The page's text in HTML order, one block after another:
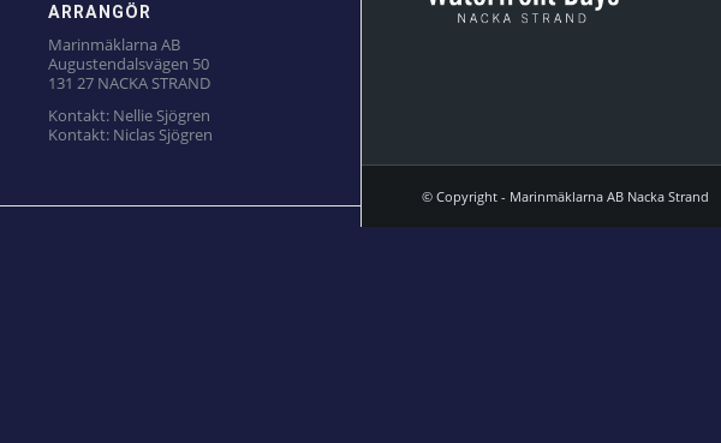
ARRANGÖR
Marinmäklarna AB
Augustendalsvägen 50
131 27 NACKA STRAND
Kontakt: Nellie Sjögren
Kontakt: Niclas Sjögren
© Copyright - Marinmäklarna AB Nacka Strand